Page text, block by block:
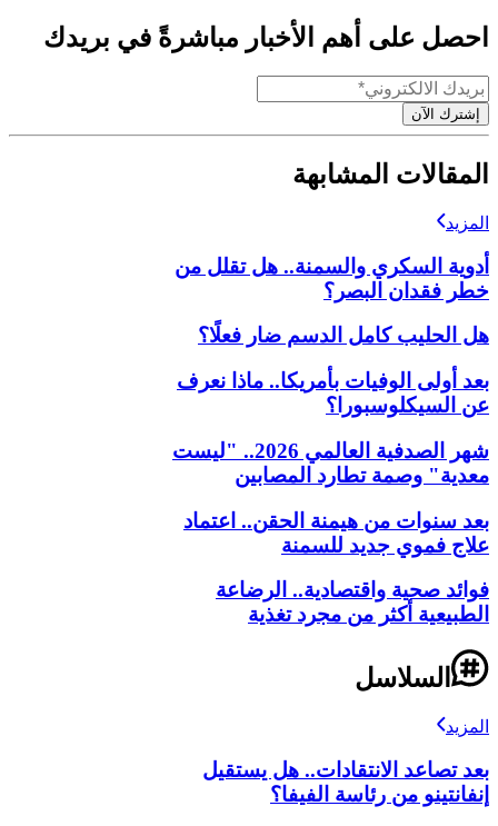
احصل على أهم الأخبار مباشرةً في بريدك
إشترك الآن
المقالات المشابهة
المزيد
أدوية السكري والسمنة.. هل تقلل من
خطر فقدان البصر؟
هل الحليب كامل الدسم ضار فعلًا؟
بعد أولى الوفيات بأمريكا.. ماذا نعرف
عن السيكلوسبورا؟
شهر الصدفية العالمي 2026.. "ليست
معدية" وصمة تطارد المصابين
بعد سنوات من هيمنة الحقن.. اعتماد
علاج فموي جديد للسمنة
فوائد صحية واقتصادية.. الرضاعة
الطبيعية أكثر من مجرد تغذية
السلاسل
المزيد
بعد تصاعد الانتقادات.. هل يستقيل
إنفانتينو من رئاسة الفيفا؟